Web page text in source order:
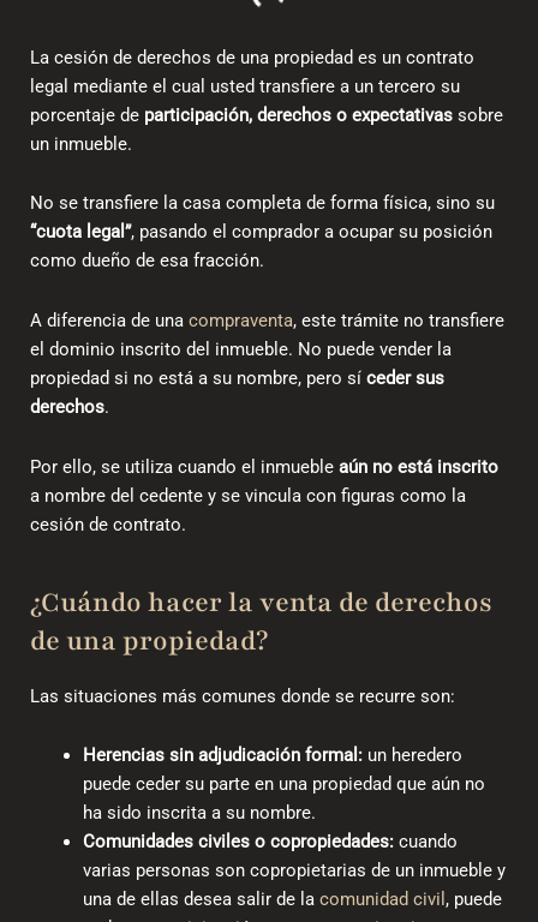
La cesión de derechos de una propiedad es un contrato
legal mediante el cual usted transfiere a un tercero su
porcentaje de participación, derechos o expectativas sobre
un inmueble.
No se transfiere la casa completa de forma física, sino su
“cuota legal”, pasando el comprador a ocupar su posición
como dueño de esa fracción.
A diferencia de una compraventa, este trámite no transfiere
el dominio inscrito del inmueble. No puede vender la
propiedad si no está a su nombre, pero sí ceder sus
derechos.
Por ello, se utiliza cuando el inmueble aún no está inscrito
a nombre del cedente y se vincula con figuras como la
cesión de contrato.
¿Cuándo hacer la venta de derechos
de una propiedad?
Las situaciones más comunes donde se recurre son:
Herencias sin adjudicación formal:un heredero
puede ceder su parte en una propiedad que aún no
ha sido inscrita a su nombre.
Comunidades civiles o copropiedades:cuando
varias personas son copropietarias de un inmueble y
una de ellas desea salir de la comunidad civil , puede